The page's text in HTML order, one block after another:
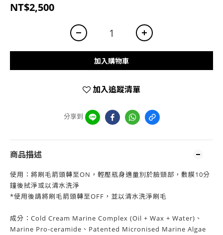
NT$2,500
加入購物車
加入追蹤清單
分享到
商品描述
使用：將刷毛箭頭轉至ON，輕壓瓶身適量別於臉頸部，敷膜10分
鐘後拭淨或以清水洗淨
*使用後請將刷毛箭頭轉至OFF，並以清水洗淨刷毛
成分：Cold Cream Marine Complex (Oil + Wax + Water)、
Marine Pro-ceramide、Patented Micronised Marine Algae